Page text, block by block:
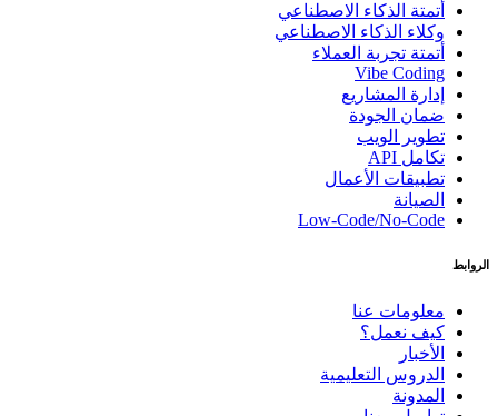
أتمتة الذكاء الاصطناعي
وكلاء الذكاء الاصطناعي
أتمتة تجربة العملاء
Vibe Coding
إدارة المشاريع
ضمان الجودة
تطوير الويب
تكامل API
تطبيقات الأعمال
الصيانة
Low-Code/No-Code
الروابط
معلومات عنا
كيف نعمل؟
الأخبار
الدروس التعليمية
المدونة